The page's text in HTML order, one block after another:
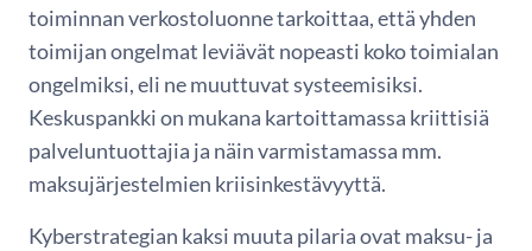
toiminnan verkostoluonne tarkoittaa, että yhden
toimijan ongelmat leviävät nopeasti koko toimialan
ongelmiksi, eli ne muuttuvat systeemisiksi.
Keskuspankki on mukana kartoittamassa kriittisiä
palveluntuottajia ja näin varmistamassa mm.
maksujärjestelmien kriisinkestävyyttä.
Kyberstrategian kaksi muuta pilaria ovat maksu- ja